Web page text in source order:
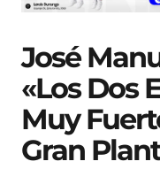
José
«Los Dos
Muy
Gran